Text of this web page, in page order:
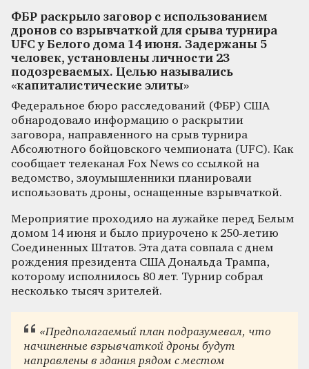
ФБР раскрыло заговор с использованием
дронов со взрывчаткой для срыва турнира
UFC у Белого дома 14 июня. Задержаны 5
человек, установлены личности 23
подозреваемых. Целью назывались
«капиталистические элиты»
Федеральное бюро расследований (ФБР) США
обнародовало информацию о раскрытии
заговора, направленного на срыв турнира
Абсолютного бойцовского чемпионата (UFC). Как
сообщает телеканал Fox News со ссылкой на
ведомство, злоумышленники планировали
использовать дроны, оснащенные взрывчаткой.
Мероприятие проходило на лужайке перед Белым
домом 14 июня и было приурочено к 250-летию
Соединенных Штатов. Эта дата совпала с днем
рождения президента США Дональда Трампа,
которому исполнилось 80 лет. Турнир собрал
несколько тысяч зрителей.
«Предполагаемый план подразумевал, что
начиненные взрывчаткой дроны будут
направлены в здания рядом с местом